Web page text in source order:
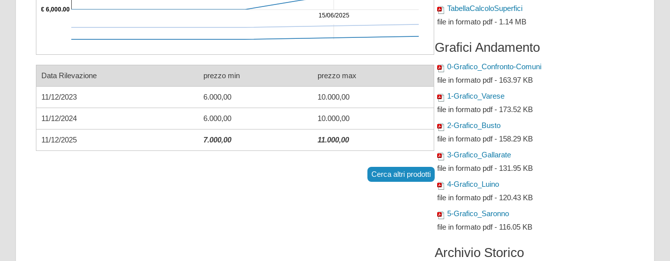
15/06/2025
€ 6,000.00
Data Rilevazione prezzo min prezzo max
11/12/2023 6.000,00 10.000,00
11/12/2024 6.000,00 10.000,00
11/12/2025 7.000,00 11.000,00
Cerca altri prodotti
TabellaCalcoloSuperfici
file in formato pdf - 1.14 MB
Grafici Andamento
0-Grafico_Confronto-Comuni
file in formato pdf - 163.97 KB
1-Grafico_Varese
file in formato pdf - 173.52 KB
2-Grafico_Busto
file in formato pdf - 158.29 KB
3-Grafico_Gallarate
file in formato pdf - 131.95 KB
4-Grafico_Luino
file in formato pdf - 120.43 KB
5-Grafico_Saronno
file in formato pdf - 116.05 KB
Archivio Storico